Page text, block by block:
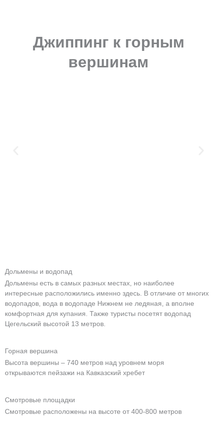
Джиппинг к горным
вершинам
Дольмены и водопад
Дольмены есть в самых разных местах, но наиболее
интересные расположились именно здесь. В отличие от многих
водопадов, вода в водопаде Нижнем не ледяная, а вполне
комфортная для купания. Также туристы посетят водопад
Цегельский высотой 13 метров.
Горная вершина
Высота вершины – 740 метров над уровнем моря
открываются пейзажи на Кавказский хребет
Смотровые площадки
Смотровые расположены на высоте от 400-800 метров